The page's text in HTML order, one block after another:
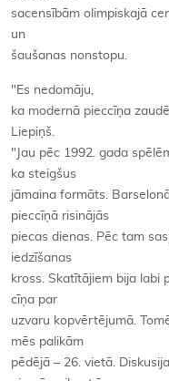
sacensībām olimpiskajā
un
šaušanas nonstopu.
"Es nedomāju,
ka modernā pieccīņa
Liepiņš.
"Jau pēc 1992. gada
ka steigšus
jāmaina formāts.
pieccīņā risinājās
piecas dienas. Pēc tam
iedzīšanas
kross. Skatītājiem bija labi
cīņa par
uzvaru kopvērtējumā.
mēs palikām
pēdējā – 26. vietā.